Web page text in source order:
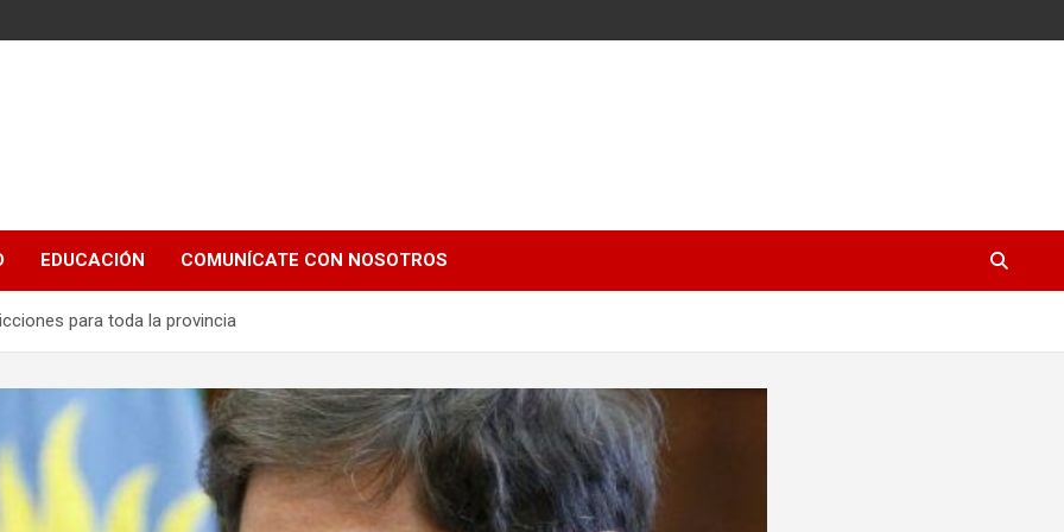
EDUCACIÓN COMUNÍCATE CON NOSOTROS
para toda la provincia